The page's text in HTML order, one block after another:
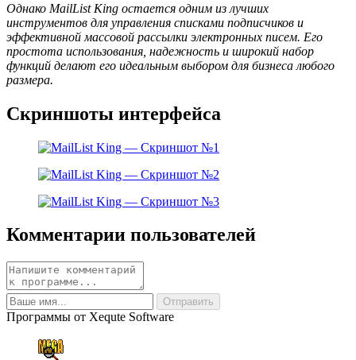
Однако MailList King остается одним из лучших
инструментов для управления списками подписчиков и
эффективной массовой рассылки электронных писем. Его
простота использования, надежность и широкий набор
функций делают его идеальным выбором для бизнеса любого
размера.
Скриншоты интерфейса
Комментарии пользователей
Программы от Xequte Software